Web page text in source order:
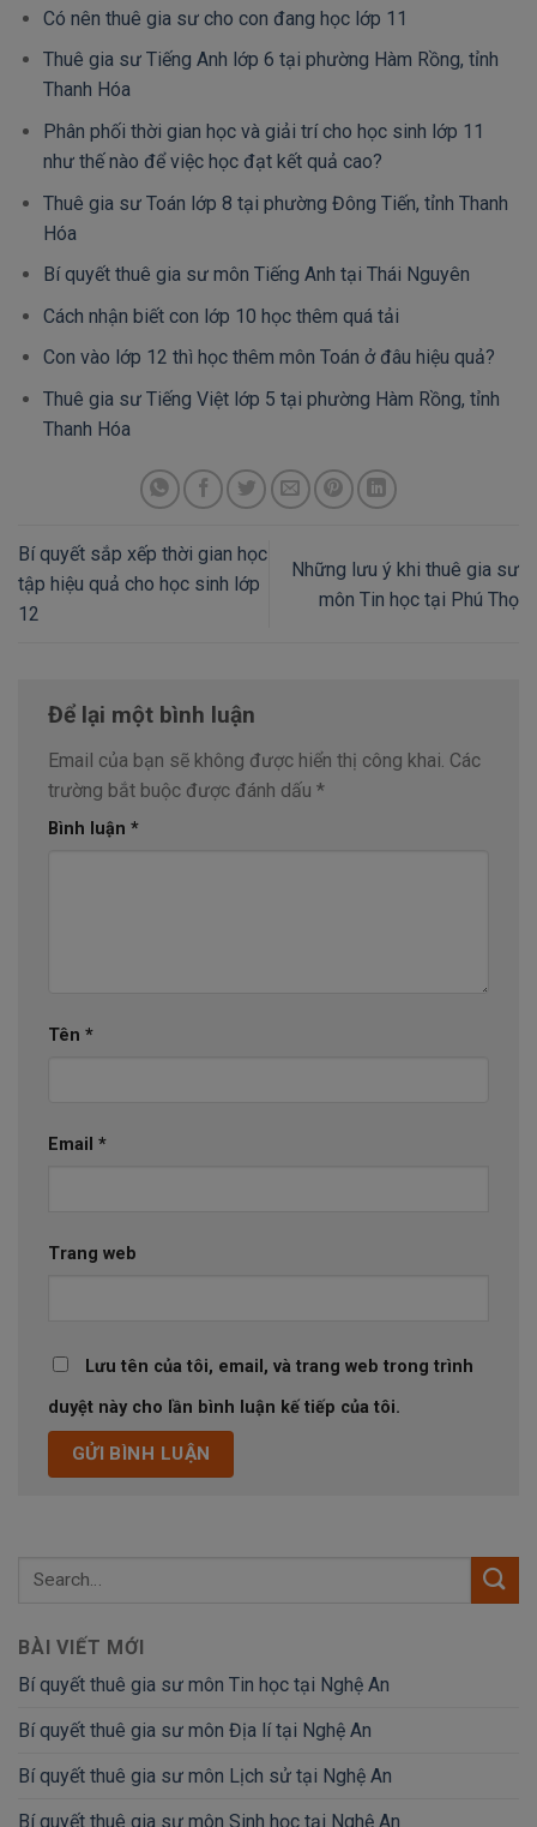
Có nên thuê gia sư cho con đang học lớp 11
Thuê gia sư Tiếng Anh lớp 6 tại phường Hàm Rồng, tỉnh
Thanh Hóa
Phân phối thời gian học và giải trí cho học sinh lớp 11
như thế nào để việc học đạt kết quả cao?
Thuê gia sư Toán lớp 8 tại phường Đông Tiến, tỉnh Thanh
Hóa
Bí quyết thuê gia sư môn Tiếng Anh tại Thái Nguyên
Cách nhận biết con lớp 10 học thêm quá tải
Con vào lớp 12 thì học thêm môn Toán ở đâu hiệu quả?
Thuê gia sư Tiếng Việt lớp 5 tại phường Hàm Rồng, tỉnh
Thanh Hóa
Bí quyết sắp xếp thời gian học
tập hiệu quả cho học sinh lớp
12
Những lưu ý khi thuê gia sư
môn Tin học tại Phú Thọ
Để lại một bình luận
Email của bạn sẽ không được hiển thị công khai. Các
trường bắt buộc được đánh dấu *
Bình luận *
Tên *
Email *
Trang web
Lưu tên của tôi, email, và trang web trong trình
duyệt này cho lần bình luận kế tiếp của tôi.
BÀI VIẾT MỚI
Bí quyết thuê gia sư môn Tin học tại Nghệ An
Bí quyết thuê gia sư môn Địa lí tại Nghệ An
Bí quyết thuê gia sư môn Lịch sử tại Nghệ An
Bí quyết thuê gia sư môn Sinh học tại Nghệ An